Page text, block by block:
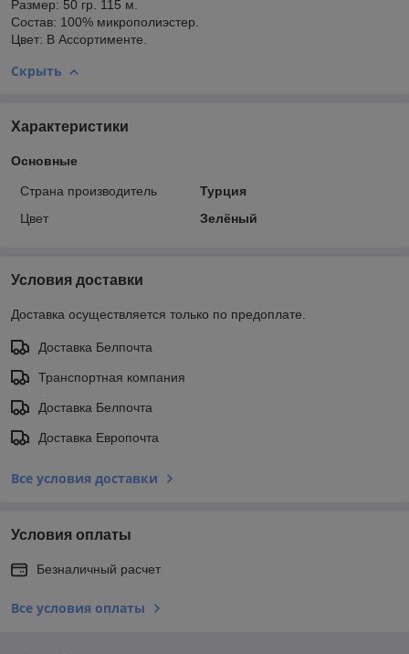
Размер: 50 гр. 115 м.
Состав: 100% микрополиэстер.
Цвет: В Ассортименте.
Скрыть
Характеристики
Основные
Страна производитель
Турция
Цвет
Зелёный
Условия доставки
Доставка осуществляется только по предоплате.
Доставка Белпочта
Транспортная компания
Доставка Белпочта
Доставка Европочта
Все условия доставки
Условия оплаты
Безналичный расчет
Все условия оплаты